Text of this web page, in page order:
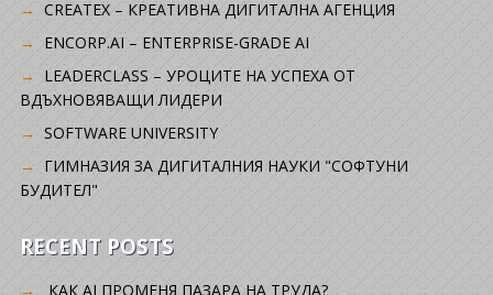
CREATEX – КРЕАТИВНА ДИГИТАЛНА АГЕНЦИЯ
ENCORP.AI – ENTERPRISE-GRADE AI
LEADERCLASS – УРОЦИТЕ НА УСПЕХА ОТ
ВДЪХНОВЯВАЩИ ЛИДЕРИ
SOFTWARE UNIVERSITY
ГИМНАЗИЯ ЗА ДИГИТАЛНИЯ НАУКИ "СОФТУНИ
БУДИТЕЛ"
RECENT POSTS
КАК AI ПРОМЕНЯ ПАЗАРА НА ТРУДА?